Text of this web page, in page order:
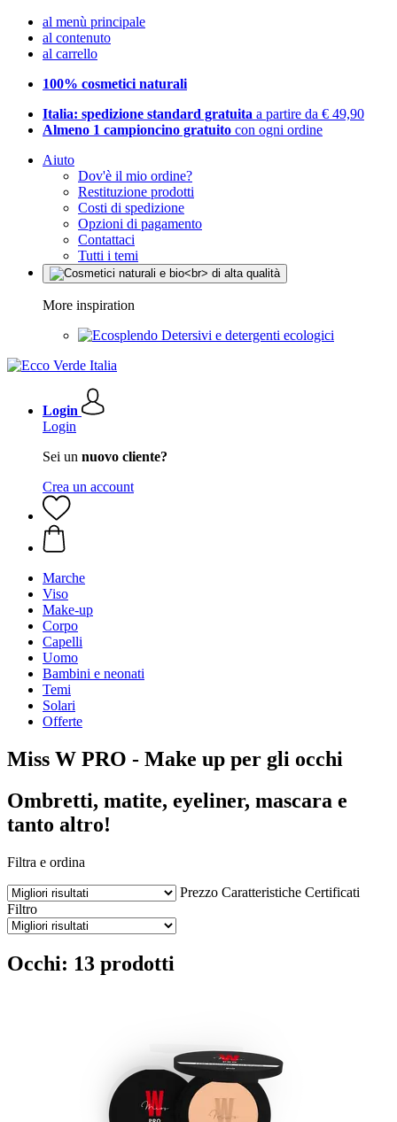
al menù principale
al contenuto
al carrello
100% cosmetici naturali
Italia: spedizione standard gratuita a partire da € 49,90
Almeno 1 campioncino gratuito con ogni ordine
Aiuto
Dov'è il mio ordine?
Restituzione prodotti
Costi di spedizione
Opzioni di pagamento
Contattaci
Tutti i temi
More inspiration
Detersivi e detergenti ecologici
Login
Login
Sei un nuovo cliente?
Crea un account
Marche
Viso
Make-up
Corpo
Capelli
Uomo
Bambini e neonati
Temi
Solari
Offerte
Miss W PRO - Make up per gli occhi
Ombretti, matite, eyeliner, mascara e
tanto altro!
Filtra e ordina
Prezzo Caratteristiche Certificati
Filtro
Occhi: 13 prodotti